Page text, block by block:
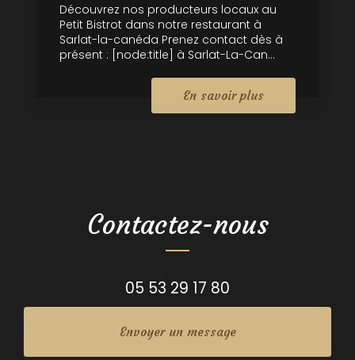
Découvrez nos producteurs locaux au
Petit Bistrot dans notre restaurant à
Sarlat-la-canéda Prenez contact dès à
présent : [node:title] à Sarlat-La-Can...
En savoir plus
Contactez-nous
05 53 29 17 80
Envoyer un message